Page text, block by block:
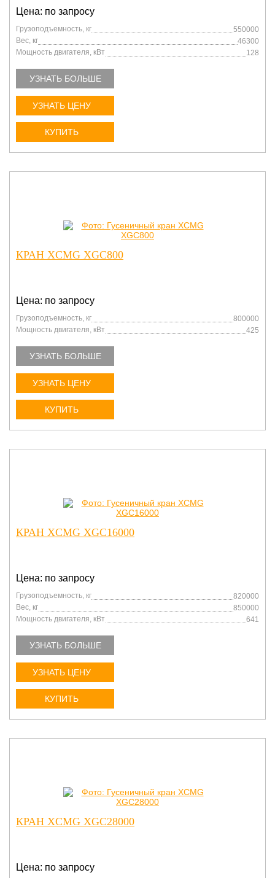
Цена: по запросу
Грузоподъемность, кг
550000
Вес, кг
46300
Мощность двигателя, кВт
128
УЗНАТЬ БОЛЬШЕ
УЗНАТЬ ЦЕНУ
КУПИТЬ
КРАН XCMG XGC800
Цена: по запросу
Грузоподъемность, кг
800000
Мощность двигателя, кВт
425
УЗНАТЬ БОЛЬШЕ
УЗНАТЬ ЦЕНУ
КУПИТЬ
КРАН XCMG XGC16000
Цена: по запросу
Грузоподъемность, кг
820000
Вес, кг
850000
Мощность двигателя, кВт
641
УЗНАТЬ БОЛЬШЕ
УЗНАТЬ ЦЕНУ
КУПИТЬ
КРАН XCMG XGC28000
Цена: по запросу